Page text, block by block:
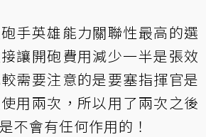
手英雄能力關聯性最高的選
讓開砲費用減少一半是張效
需要注意的是要塞指揮官是
用兩次，所以用了兩次之後
不會有任何作用的！